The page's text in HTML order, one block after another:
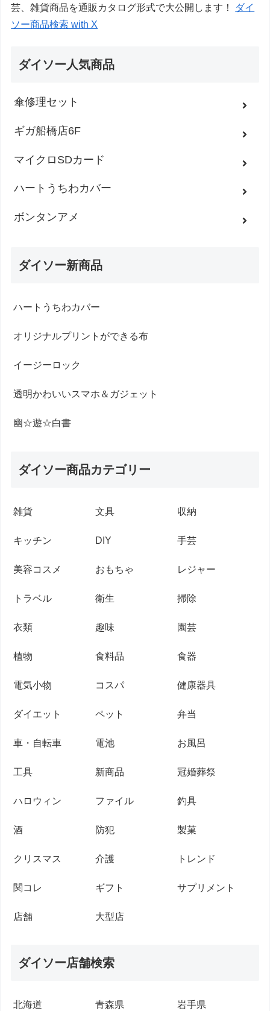
芸、雑貨商品を通販カタログ形式で大公開します！
ダイ
ソー商品検索 with X
ダイソー人気商品
傘修理セット
ギガ船橋店6F
マイクロSDカード
ハートうちわカバー
ボンタンアメ
ダイソー新商品
ハートうちわカバー
オリジナルプリントができる布
イージーロック
透明かわいいスマホ＆ガジェット
幽☆遊☆白書
ダイソー商品カテゴリー
雑貨 文具 収納
キッチン DIY 手芸
美容コスメ おもちゃ レジャー
トラベル 衛生 掃除
衣類 趣味 園芸
植物 食料品 食器
電気小物 コスパ 健康器具
ダイエット ペット 弁当
車・自転車 電池 お風呂
工具 新商品 冠婚葬祭
ハロウィン ファイル 釣具
酒 防犯 製菓
クリスマス 介護 トレンド
関コレ ギフト サプリメント
店舗 大型店
ダイソー店舗検索
北海道 青森県 岩手県